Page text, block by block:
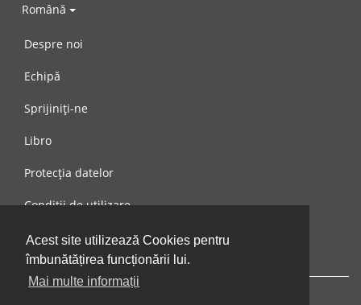
Acest site utilizează Cookies pentru
îmbunătățirea funcționării lui.
Mai multe informații
Română
Despre noi
Echipă
Sprijiniți-ne
Libro
Protecția datelor
Condiții de utilizare
Mesaj către noi